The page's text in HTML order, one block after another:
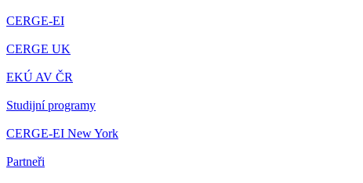
CERGE-EI
CERGE UK
EKÚ AV ČR
Studijní programy
CERGE-EI New York
Partneři